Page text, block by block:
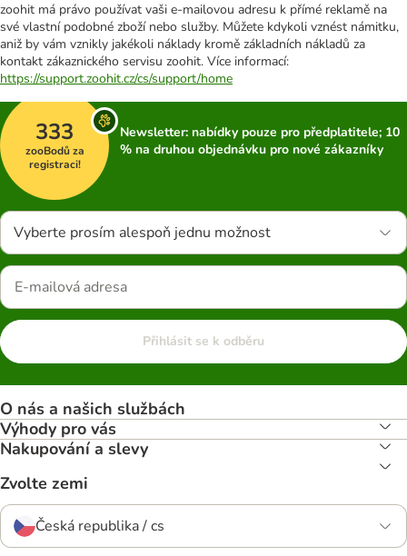
zoohit má právo používat vaši e-mailovou adresu k přímé reklamě na
své vlastní podobné zboží nebo služby. Můžete kdykoli vznést námitku,
aniž by vám vznikly jakékoli náklady kromě základních nákladů za
kontakt zákaznického servisu zoohit. Více informací:
https://support.zoohit.cz/cs/support/home
333
zooBodů za
registraci!
Newsletter: nabídky pouze pro předplatitele; 10
% na druhou objednávku pro nové zákazníky
Vyberte prosím alespoň jednu možnost
Přihlásit se k odběru
O nás a našich službách
Výhody pro vás
Nakupování a slevy
Zvolte zemi
Česká republika / cs